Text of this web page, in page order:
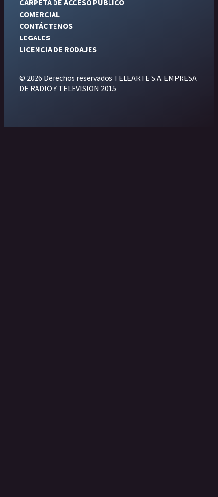
CARPETA DE ACCESO PÚBLICO
COMERCIAL
CONTÁCTENOS
LEGALES
LICENCIA DE RODAJES
© 2026 Derechos reservados TELEARTE S.A. EMPRESA
DE RADIO Y TELEVISION 2015